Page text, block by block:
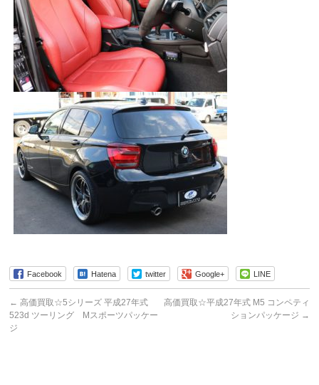
Facebook Hatena twitter Google+ LINE
← 高価買取☆5シリーズ 平成27年式
523d ツーリング Mスポーツパッケー
ジ
高価買取☆平成27年式 M5 コンペティ
ションパッケージ →